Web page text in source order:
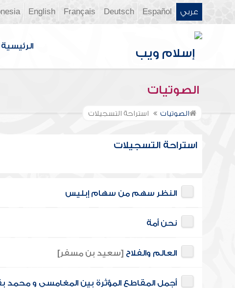
عربي Español
Deutsch
Français
English
الرئيسية
الصوتيات
الصوتيات استراحة التسجيلات
استراحة التسجيلات
النظر سهم من سهام إبليس
نحن أمة
العالم والفلاح [سعيد بن مسفر]
أجمل المقاطع المؤثرة بين المغامسي و محمد